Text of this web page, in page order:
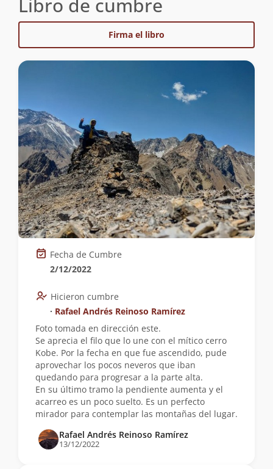
Libro de cumbre
Firma el libro
Fecha de Cumbre
2/12/2022
Hicieron cumbre
∙ Rafael Andrés Reinoso Ramírez
Foto tomada en dirección este.
Se aprecia el filo que lo une con el mítico cerro
Kobe. Por la fecha en que fue ascendido, pude
aprovechar los pocos neveros que iban
quedando para progresar a la parte alta.
En su último tramo la pendiente aumenta y el
acarreo es un poco suelto. Es un perfecto
mirador para contemplar las montañas del lugar.
Rafael Andrés Reinoso Ramírez
13/12/2022